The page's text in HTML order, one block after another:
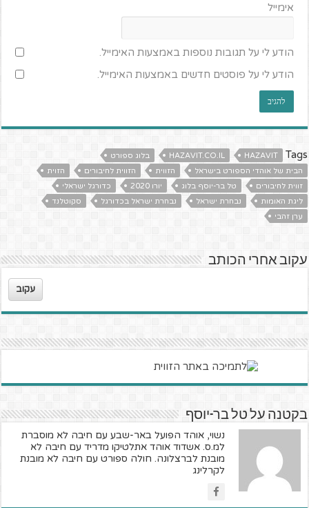
אימייל
הודע לי על תגובות נוספות באמצעות האימייל.
הודע לי על פוסטים חדשים באמצעות האימייל.
Tags
HAZAVIT
HAZAVIT.CO.IL
בלוג ספורט
הבית של אוהדי הספורט בישראל
הזווית הזווית לחיבורים
הזוית
זווית לחיבורים
טל בר-יוסף בלוג יורו 2020
כדורגל ישראלי
ליגת האומות
נבחרת ישראל נבחרת ישראל בכדורגל
סקוטלנד
ערן זהבי
עקוב אחרי הכותב
עקוב
בקטנה על טל בר-יוסף
נשוי, אוהד הפועל באר-שבע עם חיבה לא מוסברת
למ.ס. אשדוד אוהד אתלטיקו מדריד עם חיבה לא
מובנת לברצלונה. חולה ספורט עם חיבה לא מובנת
לקרלינג